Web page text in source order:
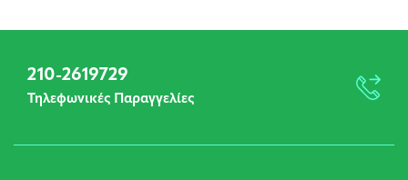
210-2619729
Τηλεφωνικές Παραγγελίες